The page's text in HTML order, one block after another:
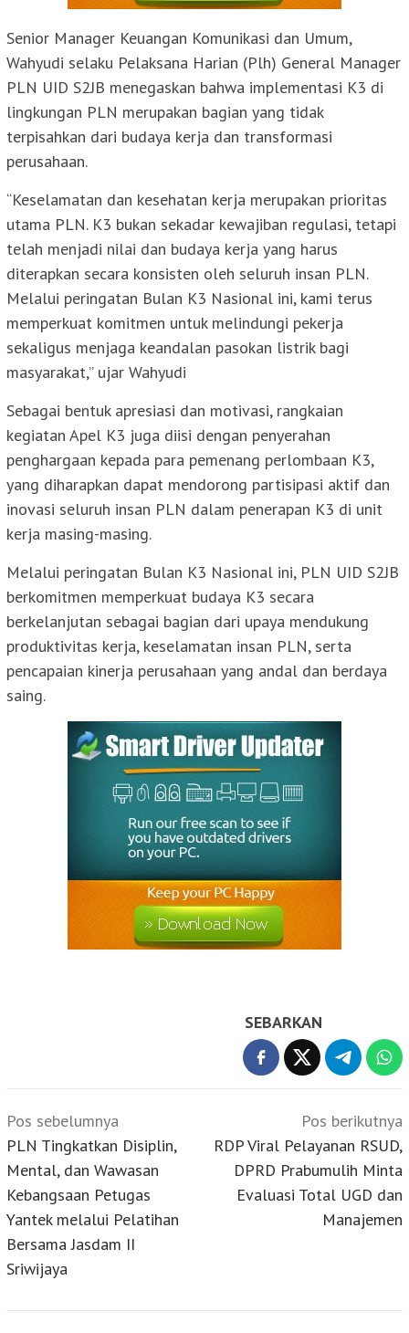
Senior Manager Keuangan Komunikasi dan Umum,
Wahyudi selaku Pelaksana Harian (Plh) General Manager
PLN UID S2JB menegaskan bahwa implementasi K3 di
lingkungan PLN merupakan bagian yang tidak
terpisahkan dari budaya kerja dan transformasi
perusahaan.
“Keselamatan dan kesehatan kerja merupakan prioritas
utama PLN. K3 bukan sekadar kewajiban regulasi, tetapi
telah menjadi nilai dan budaya kerja yang harus
diterapkan secara konsisten oleh seluruh insan PLN.
Melalui peringatan Bulan K3 Nasional ini, kami terus
memperkuat komitmen untuk melindungi pekerja
sekaligus menjaga keandalan pasokan listrik bagi
masyarakat,” ujar Wahyudi
Sebagai bentuk apresiasi dan motivasi, rangkaian
kegiatan Apel K3 juga diisi dengan penyerahan
penghargaan kepada para pemenang perlombaan K3,
yang diharapkan dapat mendorong partisipasi aktif dan
inovasi seluruh insan PLN dalam penerapan K3 di unit
kerja masing-masing.
Melalui peringatan Bulan K3 Nasional ini, PLN UID S2JB
berkomitmen memperkuat budaya K3 secara
berkelanjutan sebagai bagian dari upaya mendukung
produktivitas kerja, keselamatan insan PLN, serta
pencapaian kinerja perusahaan yang andal dan berdaya
saing.
SEBARKAN
Navigasi
pos
Pos sebelumnya
PLN Tingkatkan Disiplin,
Mental, dan Wawasan
Kebangsaan Petugas
Yantek melalui Pelatihan
Bersama Jasdam II
Sriwijaya
Pos berikutnya
RDP Viral Pelayanan RSUD,
DPRD Prabumulih Minta
Evaluasi Total UGD dan
Manajemen